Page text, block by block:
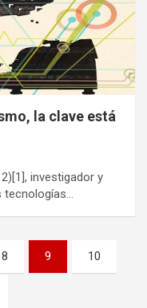
la clave está
investigador y
tecnologías…
8 9 10